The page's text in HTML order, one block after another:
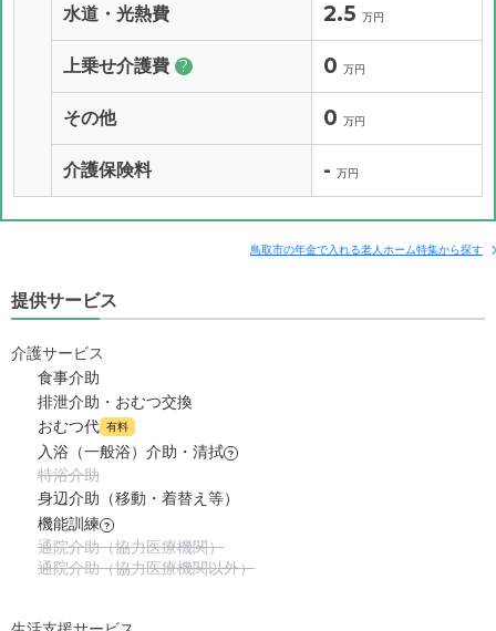
水道・光熱費 2.5 万円
上乗せ介護費 ? 0 万円
その他 0 万円
介護保険料 - 万円
鳥取市の年金で入れる老人ホーム特集から探す
提供サービス
介護サービス
食事介助
排泄介助・おむつ交換
おむつ代 有料
入浴（一般浴）介助・清拭 ?
特浴介助
身辺介助（移動・着替え等）
機能訓練 ?
通院介助（協力医療機関）
通院介助（協力医療機関以外）